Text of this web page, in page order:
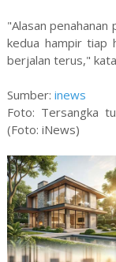
"Alasan
kedua hampir tiap
berjalan terus,"
Sumber: inews
Foto: Tersangka
(Foto: iNews)